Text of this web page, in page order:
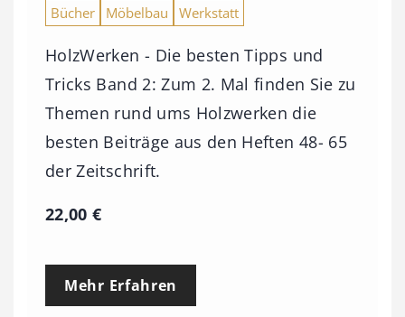
Bücher Möbelbau Werkstatt
HolzWerken - Die besten Tipps und
Tricks Band 2: Zum 2. Mal finden Sie zu
Themen rund ums Holzwerken die
besten Beiträge aus den Heften 48- 65
der Zeitschrift.
22,00€
Mehr Erfahren